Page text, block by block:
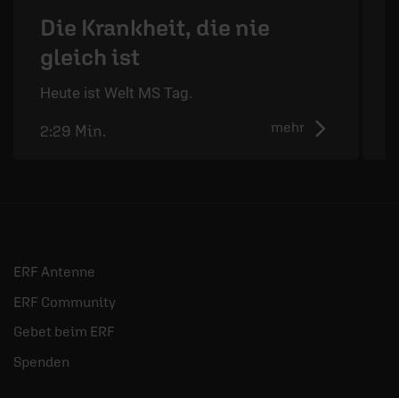
Die Krankheit, die nie
gleich ist
Heute ist Welt MS Tag.
mehr
2:29 Min.
ERF Antenne
ERF Community
Gebet beim ERF
Spenden